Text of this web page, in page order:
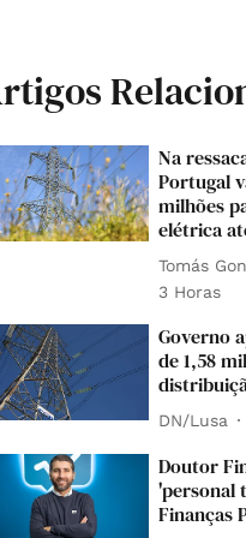
Na
Portugal
milhões
elétrica
Tomás
3 Horas
Governo
de 1,58
DN/Lusa
Doutor
'personal
Finanças